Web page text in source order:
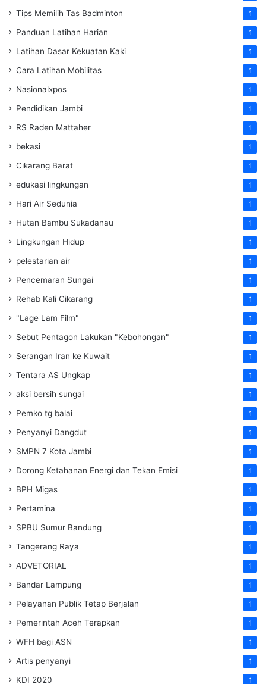
Tips Memilih Tas Badminton 1
Panduan Latihan Harian 1
Latihan Dasar Kekuatan Kaki 1
Cara Latihan Mobilitas 1
Nasionalxpos 1
Pendidikan Jambi 1
RS Raden Mattaher 1
bekasi 1
Cikarang Barat 1
edukasi lingkungan 1
Hari Air Sedunia 1
Hutan Bambu Sukadanau 1
Lingkungan Hidup 1
pelestarian air 1
Pencemaran Sungai 1
Rehab Kali Cikarang 1
"Lage Lam Film" 1
Sebut Pentagon Lakukan "Kebohongan" 1
Serangan Iran ke Kuwait 1
Tentara AS Ungkap 1
aksi bersih sungai 1
Pemko tg balai 1
Penyanyi Dangdut 1
SMPN 7 Kota Jambi 1
Dorong Ketahanan Energi dan Tekan Emisi 1
BPH Migas 1
Pertamina 1
SPBU Sumur Bandung 1
Tangerang Raya 1
ADVETORIAL 1
Bandar Lampung 1
Pelayanan Publik Tetap Berjalan 1
Pemerintah Aceh Terapkan 1
WFH bagi ASN 1
Artis penyanyi 1
KDI 2020 1